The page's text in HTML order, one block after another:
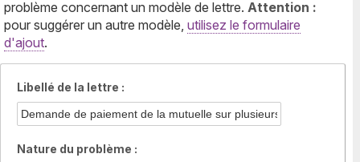
LETTRES DE MOTIVATION
RECHERCHE
problème concernant un modèle de lettre. Attention :
pour suggérer un autre modèle, utilisez le formulaire
d'ajout.
Libellé de la lettre :
Nature du problème :